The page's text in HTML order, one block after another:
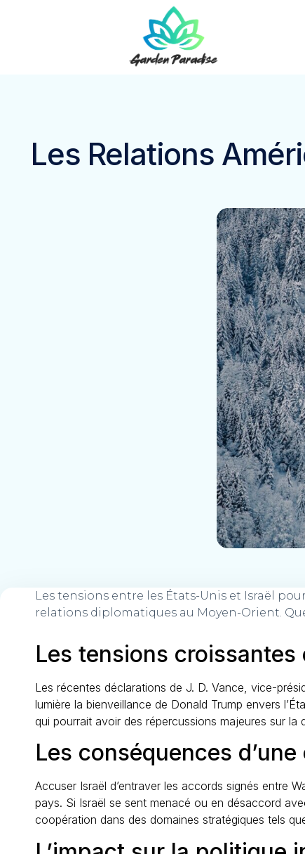
Les Relations
Les tensions entre les États-Unis et Israël
relations diplomatiques au Moyen-Orient.
Les tensions
Les récentes déclarations de J. D. Vance, vice-
lumière la bienveillance de Donald Trump envers
qui pourrait avoir des répercussions majeures sur la
Les conséquences
Accuser Israël d’entraver les accords signés entre
pays. Si Israël se sent menacé ou en désaccord
coopération dans des domaines stratégiques tels